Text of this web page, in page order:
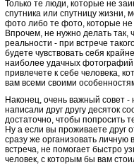
Только те люди, которые не
спутника или спутницу жизни,
фото либо те фото, которые
Впрочем, не нужно делать
реальности - при встрече
будете чувствовать себя
наиболее удачных фотографий
привлечете к себе человека,
вам всеми своими
Наконец, очень важный совет -
написали друг другу десяток
достаточно, чтобы попросить
Ну а если вы проживаете друг
сразу же организовать личную
встреча, не помогает быстро
человек, с которым бы вам